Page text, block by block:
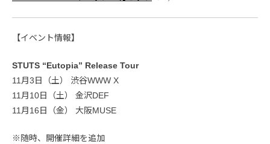
【イベント情報】
STUTS “Eutopia” Release Tour
11月3日（土） 渋谷WWW X
11月10日（土） 金沢DEF
11月16日（金） 大阪MUSE
※随時、開催詳細を追加